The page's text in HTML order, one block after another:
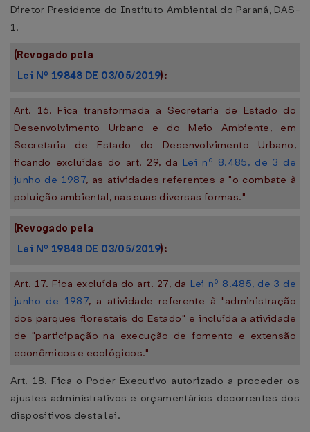
Diretor Presidente do Instituto Ambiental do Paraná, DAS-
1.
(Revogado pela
Lei Nº 19848 DE 03/05/2019):
Art. 16. Fica transformada a Secretaria de Estado do
Desenvolvimento Urbano e do Meio Ambiente, em
Secretaria de Estado do Desenvolvimento Urbano,
ficando excluídas do art. 29, da Lei nº 8.485, de 3 de
junho de 1987, as atividades referentes a "o combate à
poluição ambiental, nas suas diversas formas."
(Revogado pela
Lei Nº 19848 DE 03/05/2019):
Art. 17. Fica excluída do art. 27, da Lei nº 8.485, de 3 de
junho de 1987, a atividade referente à "administração
dos parques florestais do Estado" e incluída a atividade
de "participação na execução de fomento e extensão
econômicos e ecológicos."
Art. 18. Fica o Poder Executivo autorizado a proceder os
ajustes administrativos e orçamentários decorrentes dos
dispositivos desta lei.